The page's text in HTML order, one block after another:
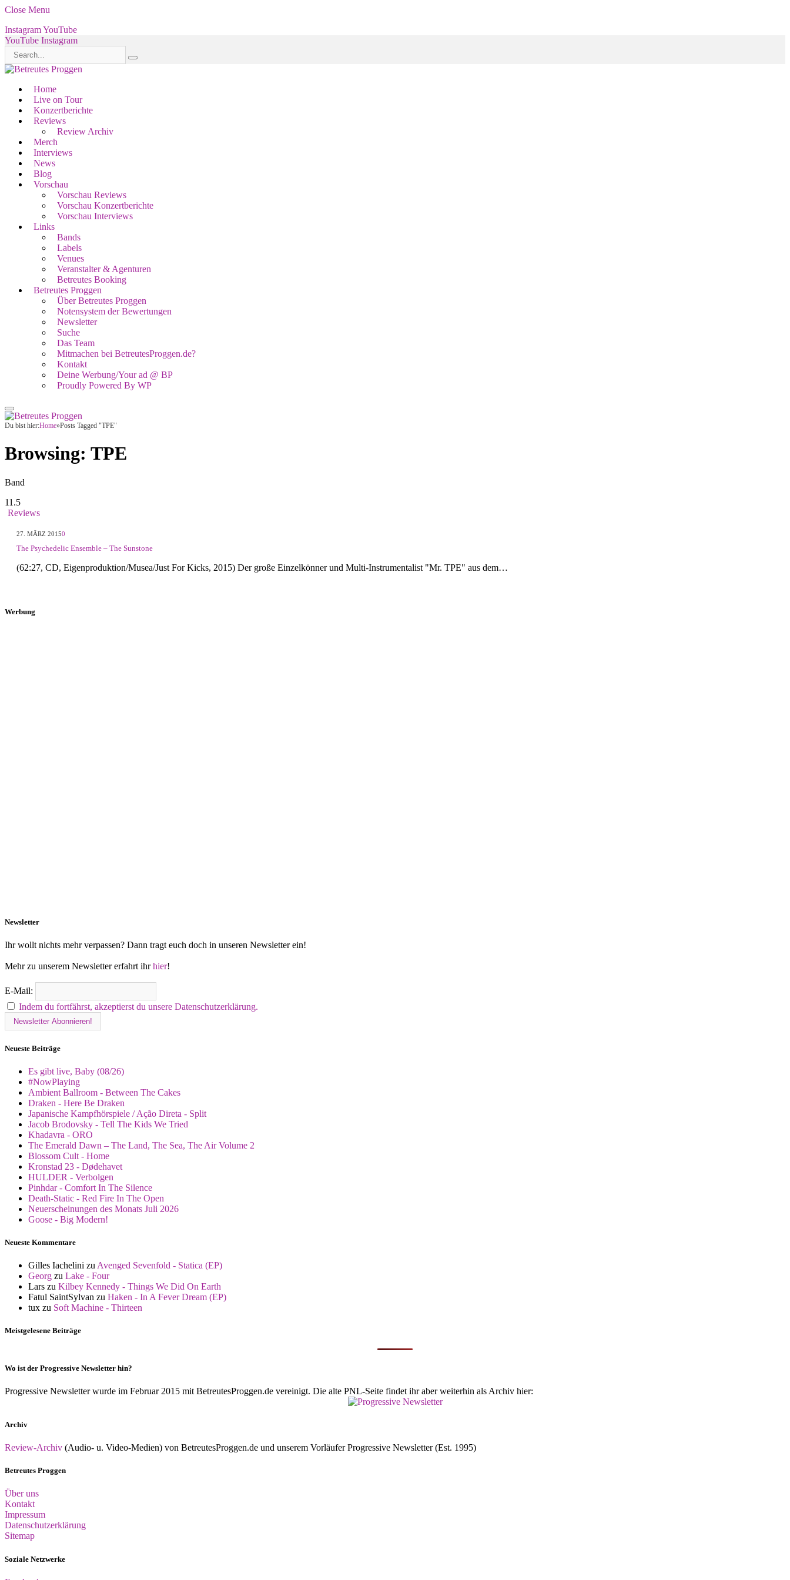
Close Menu
InstagramYouTube
YouTube Instagram
Home
Live on Tour
Konzertberichte
Reviews
Review Archiv
Merch
Interviews
News
Blog
Vorschau
Vorschau Reviews
Vorschau Konzertberichte
Vorschau Interviews
Links
Bands
Labels
Venues
Veranstalter & Agenturen
Betreutes Booking
Betreutes Proggen
Über Betreutes Proggen
Notensystem der Bewertungen
Newsletter
Suche
Das Team
Mitmachen bei BetreutesProggen.de?
Kontakt
Deine Werbung/Your ad @ BP
Proudly Powered By WP
Du bist hier:Home»Posts Tagged "TPE"
Browsing: TPE
Band
11.5
Reviews
27. MÄRZ 20150
The Psychedelic Ensemble – The Sunstone
(62:27, CD, Eigenproduktion/Musea/Just For Kicks, 2015) Der große Einzelkönner und Multi-Instrumentalist "Mr. TPE" aus dem…
Werbung
Newsletter
Ihr wollt nichts mehr verpassen? Dann tragt euch doch in unseren Newsletter ein!
Mehr zu unserem Newsletter erfahrt ihrhier!
E-Mail:
Indem du fortfährst, akzeptierst du unsere Datenschutzerklärung.
Neueste Beiträge
Es gibt live, Baby (08/26)
#NowPlaying
Ambient Ballroom - Between The Cakes
Draken - Here Be Draken
Japanische Kampfhörspiele / Ação Direta - Split
Jacob Brodovsky - Tell The Kids We Tried
Khadavra - ORO
The Emerald Dawn – The Land, The Sea, The Air Volume 2
Blossom Cult - Home
Kronstad 23 - Dødehavet
HULDER - Verbolgen
Pinhdar - Comfort In The Silence
Death-Static - Red Fire In The Open
Neuerscheinungen des Monats Juli 2026
Goose - Big Modern!
Neueste Kommentare
Gilles Iachelini zu Avenged Sevenfold - Statica (EP)
Georg zu Lake - Four
Lars zu Kilbey Kennedy - Things We Did On Earth
Fatul SaintSylvan zu Haken - In A Fever Dream (EP)
tux zu Soft Machine - Thirteen
Meistgelesene Beiträge
Wo ist der Progressive Newsletter hin?
Progressive Newsletter wurde im Februar 2015 mit BetreutesProggen.de vereinigt. Die alte PNL-Seite findet ihr aber weiterhin als Archiv hier:
Archiv
Review-Archiv (Audio- u. Video-Medien) von BetreutesProggen.de und unserem Vorläufer Progressive Newsletter (Est. 1995)
Betreutes Proggen
Über uns
Kontakt
Impressum
Datenschutzerklärung
Sitemap
Soziale Netzwerke